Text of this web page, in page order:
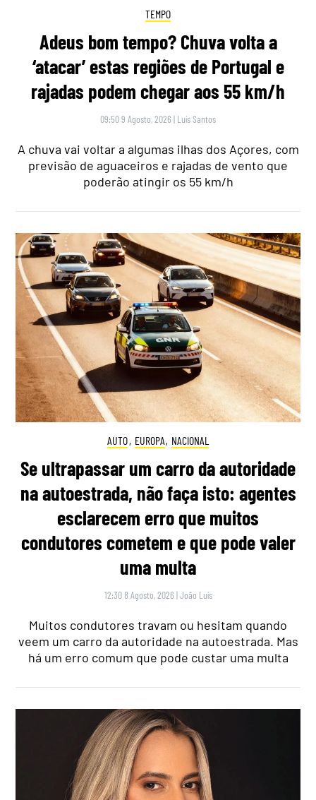
TEMPO
Adeus bom tempo? Chuva volta a
‘atacar’ estas regiões de Portugal e
rajadas podem chegar aos 55 km/h
09:50 9 Agosto, 2026 | Luís Santos
A chuva vai voltar a algumas ilhas dos Açores, com
previsão de aguaceiros e rajadas de vento que
poderão atingir os 55 km/h
AUTO, EUROPA, NACIONAL
Se ultrapassar um carro da autoridade
na autoestrada, não faça isto: agentes
esclarecem erro que muitos
condutores cometem e que pode valer
uma multa
12:30 8 Agosto, 2026 |João Luís
Muitos condutores travam ou hesitam quando
veem um carro da autoridade na autoestrada. Mas
há um erro comum que pode custar uma multa